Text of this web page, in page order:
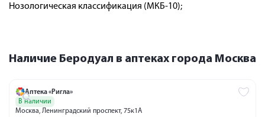
Нозологическая классификация (МКБ-10);
Наличие Беродуал в аптеках города Москва
Аптека «Ригла»
В наличии
Москва, Ленинградский проспект, 75к1А